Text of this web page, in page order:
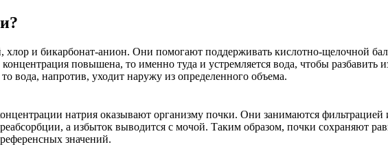
хлор и бикарбонат-анион. Они помогают поддерживать кислотно-щелочной
повышена, то именно туда и устремляется вода, чтобы
вода, напротив, уходит наружу из определенного объема.
натрия оказывают организму почки. Они занимаются фильтрацией
а избыток выводится с мочой. Таким образом, почки сохраняют
значений.